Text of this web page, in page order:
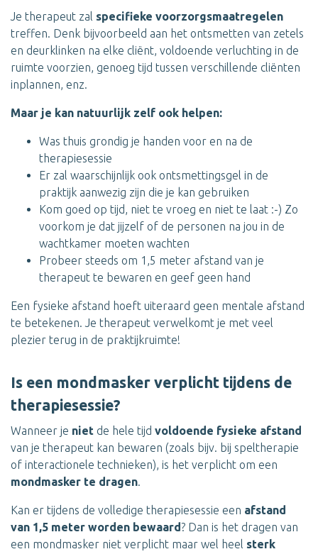
Je therapeut zal specifieke voorzorgsmaatregelen
treffen. Denk bijvoorbeeld aan het ontsmetten van zetels
en deurklinken na elke cliënt, voldoende verluchting in de
ruimte voorzien, genoeg tijd tussen verschillende cliënten
inplannen, enz.
Maar je kan natuurlijk zelf ook helpen:
Was thuis grondig je handen voor en na de
therapiesessie
Er zal waarschijnlijk ook ontsmettingsgel in de
praktijk aanwezig zijn die je kan gebruiken
Kom goed op tijd, niet te vroeg en niet te laat :-) Zo
voorkom je dat jijzelf of de personen na jou in de
wachtkamer moeten wachten
Probeer steeds om 1,5 meter afstand van je
therapeut te bewaren en geef geen hand
Een fysieke afstand hoeft uiteraard geen mentale afstand
te betekenen. Je therapeut verwelkomt je met veel
plezier terug in de praktijkruimte!
Is een mondmasker verplicht tijdens de
therapiesessie?
Wanneer je niet de hele tijd voldoende fysieke afstand
van je therapeut kan bewaren (zoals bijv. bij speltherapie
of interactionele technieken), is het verplicht om een
mondmasker te dragen.
Kan er tijdens de volledige therapiesessie een afstand
van 1,5 meter worden bewaard? Dan is het dragen van
een mondmasker niet verplicht maar wel heel sterk